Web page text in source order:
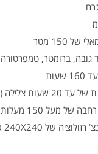
150 מטר
גובה, ברומטר, טמפרטורה,
(עד חודשיים במצב שעון)
של מעל 150 מעלות